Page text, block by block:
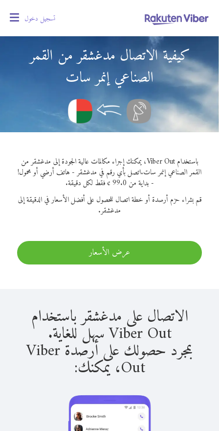
تسجيل دخول
كيفية الاتصال مدغشقر من القمر
الصناعي إنمر سات
باستخدام Viber Out، يمكنك إجراء مكالمات عالية الجودة إلى مدغشقر من
القمر الصناعي إنمر سات.اتصل بأي رقم في مدغشقر - هاتف أرضي أو محمول!
- بداية من 99.0 ¢ فقط لكل دقيقة.
قم بشراء حزم أرصدة أو خطة اتصال للحصول على أفضل الأسعار في الدقيقة إلى
مدغشقر.
عرض الأسعار
الاتصال على مدغشقر باستخدام
Viber Out سهل للغاية.
بمجرد حصولك على أرصدة Viber
Out، يمكنك: